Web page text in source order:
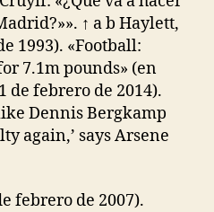
↑ a b Haylett,
1993). «Football:
7.1m pounds» (en
de febrero de 2014).
Dennis Bergkamp
again,’ says Arsene
febrero de 2007).